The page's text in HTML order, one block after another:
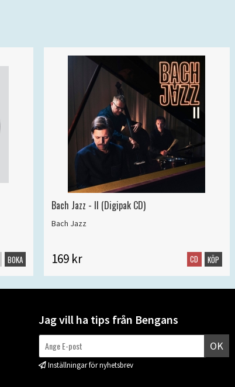
BOKA
Bach Jazz - II (Digipak CD)
Bach Jazz
169 kr CD KÖP
Jag vill ha tips från Bengans
OK
Inställningar för nyhetsbrev